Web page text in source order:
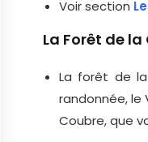
Voir section
La Forêt de la
La forêt de la
randonnée, le
Coubre, que